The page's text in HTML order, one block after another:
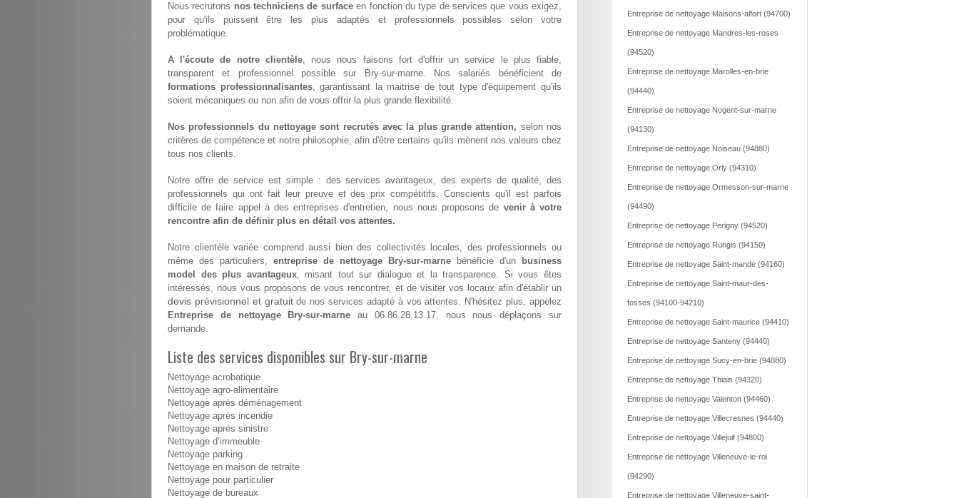
Nous recrutons nos techniciens de surfaceen fonction du type de services que vous exigez,
pour qu'ils puissent être les plus adaptés et professionnels possibles selon votre
problématique.
A l'écoute de notre clientèle, nous nous faisons fort d'offrir un service le plus fiable,
transparent et professionnel possible sur Bry-sur-marne. Nos salariés bénéficient de
formations professionnalisantes, garantissant la maitrise de tout type d'équipement qu'ils
soient mécaniques ou non afin de vous offrir la plus grande flexibilité.
Nos professionnels du nettoyage sont recrutés avec la plus grande attention, selon nos
critères de compétence et notre philosophie, afin d'être certains qu'ils mènent nos valeurs chez
tous nos clients.
Notre offre de service est simple : des services avantageux, des experts de qualité, des
professionnels qui ont fait leur preuve et des prix compétitifs. Conscients qu'il est parfois
difficile de faire appel à des entreprises d'entretien, nous nous proposons de venir à votre
rencontre afin de définir plus en détail vos attentes.
Notre clientèle variée comprend aussi bien des collectivités locales, des professionnels ou
même des particuliers, entreprise de nettoyage Bry-sur-marne bénéficie d'un
business
model des plus avantageux, misant tout sur dialogue et la transparence. Si vous êtes
intéressés, nous vous proposons de vous rencontrer, et de visiter vos locaux afin d'établir un
devis prévisionnel et gratuitde nos services adapté à vos attentes. N'hésitez plus, appelez
Entreprise de nettoyage Bry-sur-marne au 06.86.28.13.17, nous nous déplaçons sur
demande.
Liste des services disponibles sur Bry-sur-marne
Nettoyage acrobatique
Nettoyage agro-alimentaire
Nettoyage après déménagement
Nettoyage après incendie
Nettoyage après sinistre
Nettoyage d’immeuble
Nettoyage parking
Nettoyage en maison de retraite
Nettoyage pour particulier
Nettoyage de bureaux
Entreprise de nettoyage Maisons-alfort (94700)
Entreprise de nettoyage Mandres-les-roses
(94520)
Entreprise de nettoyage Marolles-en-brie
(94440)
Entreprise de nettoyage Nogent-sur-marne
(94130)
Entreprise de nettoyage Noiseau (94880)
Entreprise de nettoyage Orly (94310)
Entreprise de nettoyage Ormesson-sur-marne
(94490)
Entreprise de nettoyage Perigny (94520)
Entreprise de nettoyage Rungis (94150)
Entreprise de nettoyage Saint-mande (94160)
Entreprise de nettoyage Saint-maur-des-
fosses (94100-94210)
Entreprise de nettoyage Saint-maurice (94410)
Entreprise de nettoyage Santeny (94440)
Entreprise de nettoyage Sucy-en-brie (94880)
Entreprise de nettoyage Thiais (94320)
Entreprise de nettoyage Valenton (94460)
Entreprise de nettoyage Villecresnes (94440)
Entreprise de nettoyage Villejuif (94800)
Entreprise de nettoyage Villeneuve-le-roi
(94290)
Entreprise de nettoyage Villeneuve-saint-